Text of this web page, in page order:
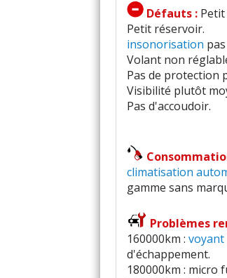
Défauts :
Petit réservoir.
insonorisation
Volant non
Pas de protection
Visibilité plutôt
Pas d'accoudoir.
climatisation
gamme sans
Problèmes
160000km : voyant
d'échappement.
180000km : micro